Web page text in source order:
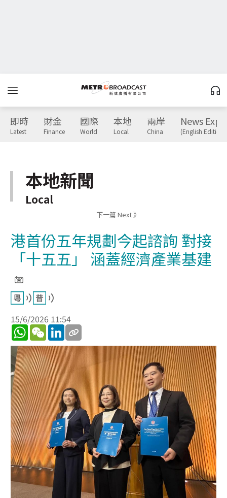
即時
Latest
財金
Finance
國際
World
本地
Local
兩岸
China
News
(English Edition)
本地新聞
Local
下一篇 Next 》
港首份五年規劃今起諮詢 對接
「十五五」 涵蓋經濟產業基建
15/6/2026 11:54
WhatsApp
WeChatLinkedIn